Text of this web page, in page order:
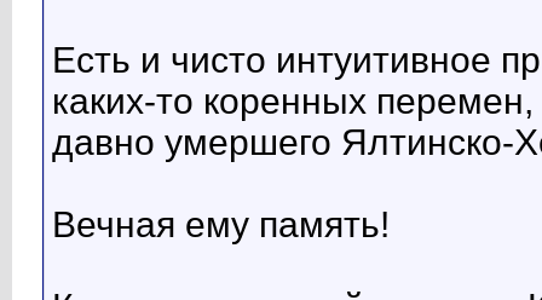
Есть и чисто интуитивное
каких-то коренных
давно умершего Ялтинско-
Вечная ему память!